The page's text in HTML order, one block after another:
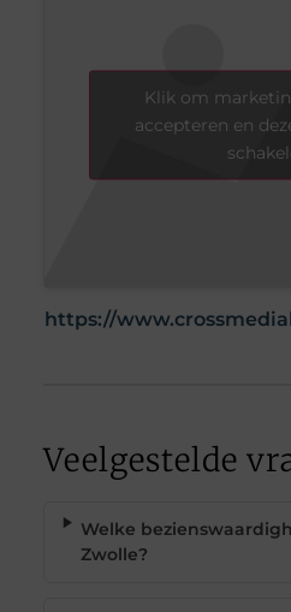
Klik om
accepteren en
https://
Veelgestelde
Welke
Zwolle?